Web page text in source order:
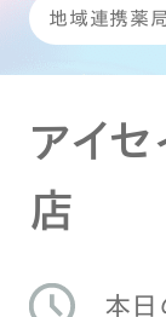
地域連携薬
アイ
店
本日